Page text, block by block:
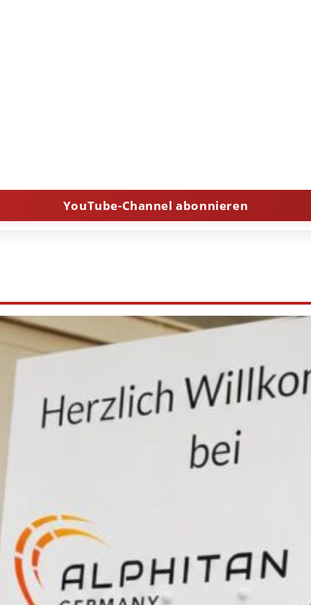
YouTube-Channel abonnieren